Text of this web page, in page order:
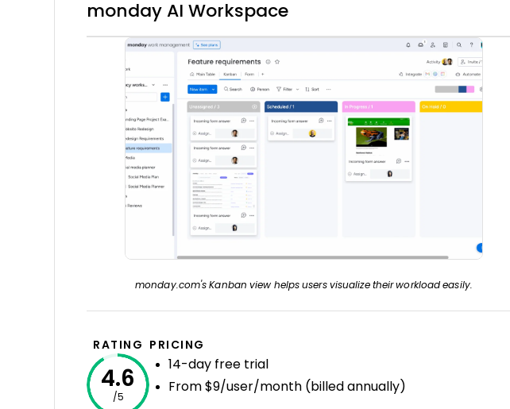
monday AI Workspace
monday.com's Kanban view helps users visualize their workload easily.
RATING
4.6
/5
PRICING
14-day free trial
From $9/user/month (billed annually)